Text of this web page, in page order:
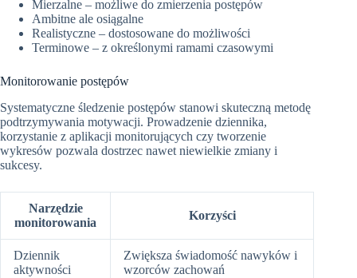
Mierzalne – możliwe do zmierzenia postępów
Ambitne ale osiągalne
Realistyczne – dostosowane do możliwości
Terminowe – z określonymi ramami czasowymi
Monitorowanie postępów
Systematyczne śledzenie postępów stanowi skuteczną metodę
podtrzymywania motywacji. Prowadzenie dziennika,
korzystanie z aplikacji monitorujących czy tworzenie
wykresów pozwala dostrzec nawet niewielkie zmiany i
sukcesy.
Narzędzie
monitorowania
Korzyści
Dziennik
aktywności
Zwiększa świadomość nawyków i
wzorców zachowań